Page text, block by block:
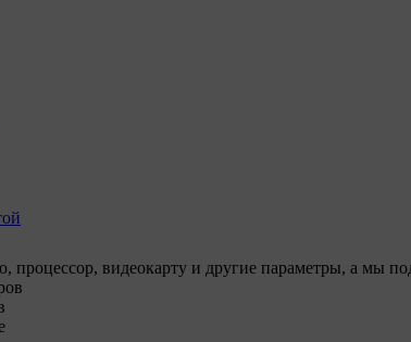
процессор, видеокарту и другие параметры, а мы